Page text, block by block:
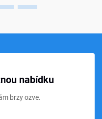
nabídku
brzy ozve.